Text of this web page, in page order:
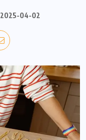
2025-04-02